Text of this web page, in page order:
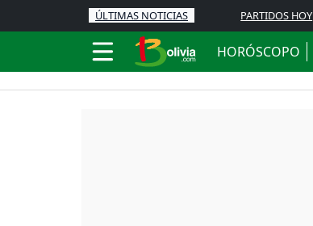
ÚLTIMAS NOTICIAS PARTIDOS HOY
HORÓSCOPO